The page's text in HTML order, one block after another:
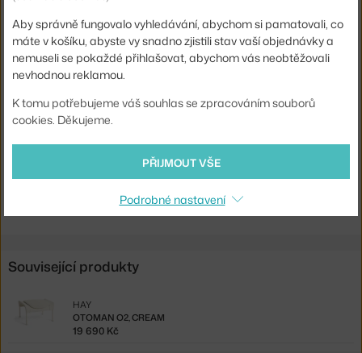
Područky:
s područkami
Barva:
krémová
Materiál:
textilní potah, práškově lakovaná ocel
Sedák:
čalouněný
Podnož:
kov
Kód produktu
HAY-AF350-F476-AU31-03AA
Shopping from the EU? Switch toO2 Lounge Chair, soft cream
Související produkty
OTOMAN O2, CREAM
HAY
19 690 Kč
Aby správně fungovalo vyhledávání, abychom si pamatovali, co
máte v košíku, abyste vy snadno zjistili stav vaší objednávky a
nemuseli se pokaždé přihlašovat, abychom vás neobtěžovali
nevhodnou reklamou.
K tomu potřebujeme váš souhlas se zpracováním souborů
cookies. Děkujeme.
PŘIJMOUT VŠE
Podrobné nastavení